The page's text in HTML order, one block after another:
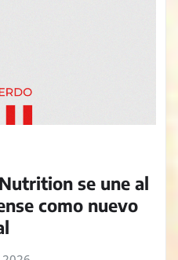
se une al
como nuevo